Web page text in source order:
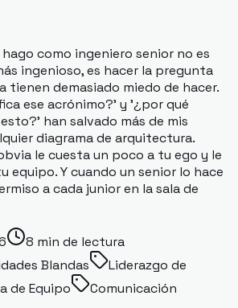
como ingeniero senior no es
ingenioso, es hacer la pregunta
tienen demasiado miedo de hacer.
ese acrónimo?' y '¿por qué
han salvado más de mis
diagrama de arquitectura.
le cuesta un poco a tu ego y le
equipo. Y cuando un senior lo hace
a cada junior en la sala de
8 min de lectura
Blandas
Liderazgo de
de Equipo
Comunicación